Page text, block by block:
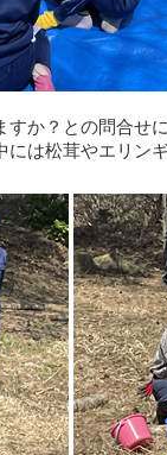
か？との問合せ
は松茸やエリンギ